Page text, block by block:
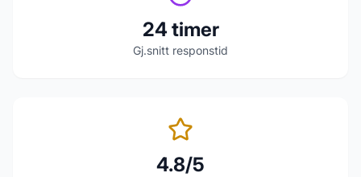
24 timer
Gj.snitt responstid
4.8/5